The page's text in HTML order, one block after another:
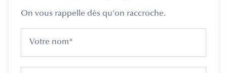
On vous rappelle dès qu'on raccroche.